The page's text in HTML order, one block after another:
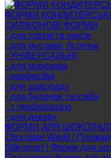
ФОРМИ КОНДИТЕРСЬКІ
СИЛІКОНОВІ ФОРМИ
- для тортів та кексів
- для мусових тістечок
- УНІВЕРСАЛЬНІ
- для морозива
- професійні
- для шоколаду
- для булочок та хліба
- з перфорацією
- для декору
ФОРМИ ДЛЯ
Chocolate World |
Silikomart | Форми для